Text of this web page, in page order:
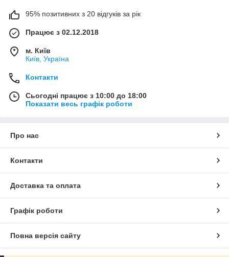
95% позитивних з 20 відгуків за рік
Працює з 02.12.2018
м. Київ
Київ, Україна
Контакти
Сьогодні працює з 10:00 до 18:00
Показати весь графік роботи
Про нас
Контакти
Доставка та оплата
Графік роботи
Повна версія сайту